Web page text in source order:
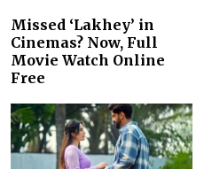
Missed ‘Lakhey’ in
Cinemas? Now, Full
Movie Watch Online
Free